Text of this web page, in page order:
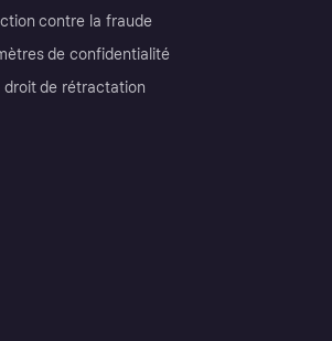
contre la fraude
de confidentialité
droit de rétractation